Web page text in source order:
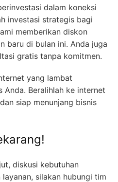
dalam koneksi
investasi strategis bagi
memberikan diskon
baru di bulan ini. Anda juga
gratis tanpa komitmen.
yang lambat
Anda. Beralihlah ke internet
siap menunjang bisnis
diskusi kebutuhan
silakan hubungi tim